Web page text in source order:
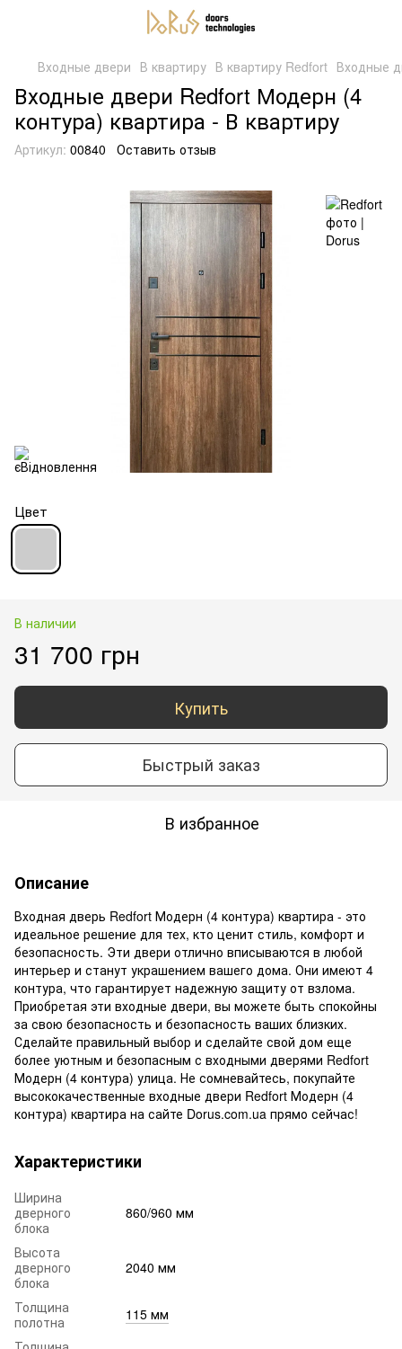
Входные двери В квартиру В квартиру Redfort Входные
Входные двери Redfort Модерн (4
контура) квартира - В квартиру
Артикул: 00840 Оставить отзыв
Цвет
В наличии
31 700 грн
Купить
Быстрый заказ
В избранное
Описание
Входная дверь Redfort Модерн (4 контура) квартира - это
идеальное решение для тех, кто ценит стиль, комфорт и
безопасность. Эти двери отлично вписываются в любой
интерьер и станут украшением вашего дома. Они имеют 4
контура, что гарантирует надежную защиту от взлома.
Приобретая эти входные двери, вы можете быть спокойны
за свою безопасность и безопасность ваших близких.
Сделайте правильный выбор и сделайте свой дом еще
более уютным и безопасным с входными дверями Redfort
Модерн (4 контура) улица. Не сомневайтесь, покупайте
высококачественные входные двери Redfort Модерн (4
контура) квартира на сайте Dorus.com.ua прямо сейчас!
Характеристики
Ширина
дверного
блока
860/960 мм
Высота
дверного
блока
2040 мм
Толщина
полотна
115 мм